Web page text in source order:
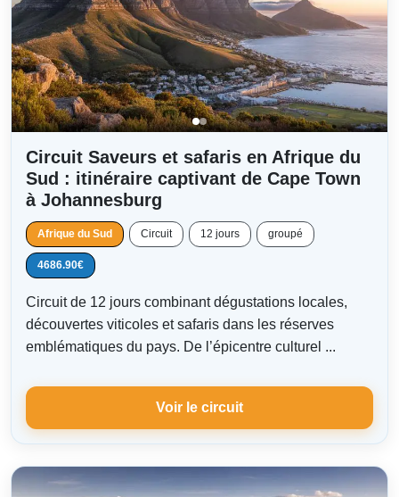
Circuit Saveurs et safaris en Afrique du
Sud : itinéraire captivant de Cape Town
à Johannesburg
Afrique du Sud Circuit 12 jours groupé
4686.90€
Circuit de 12 jours combinant dégustations locales,
découvertes viticoles et safaris dans les réserves
emblématiques du pays. De l’épicentre culturel ...
Voir le circuit